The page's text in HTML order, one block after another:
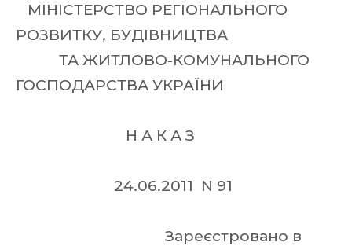
МІНІСТЕРСТВО РЕГІОНАЛЬНОГО
РОЗВИТКУ, БУДІВНИЦТВА
ТА ЖИТЛОВО-КОМУНАЛЬНОГО
ГОСПОДАРСТВА УКРАЇНИ
Н А К А З
24.06.2011 N 91
Зареєстровано в